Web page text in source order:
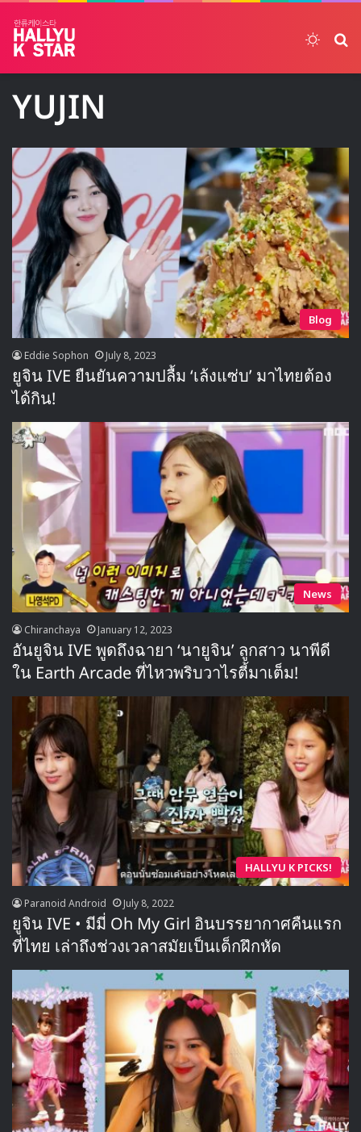
YUJIN
Blog
Eddie Sophon July 8, 2023
ยูจิน IVE ยืนยันความปลื้ม ‘เล้งแซ่บ’ มาไทยต้อง
ได้กิน!
News
Chiranchaya January 12, 2023
อันยูจิน IVE พูดถึงฉายา ‘นายูจิน’ ลูกสาว นาพีดี
ใน Earth Arcade ที่ไหวพริบวาไรตี้มาเต็ม!
HALLYU K PICKS!
Paranoid Android July 8, 2022
ยูจิน IVE • มีมี่ Oh My Girl อินบรรยากาศคืนแรก
ที่ไทย เล่าถึงช่วงเวลาสมัยเป็นเด็กฝึกหัด